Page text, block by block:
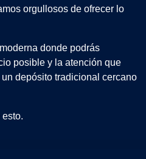
orgullosos de ofrecer lo
donde podrás
posible y la atención que
depósito tradicional cercano